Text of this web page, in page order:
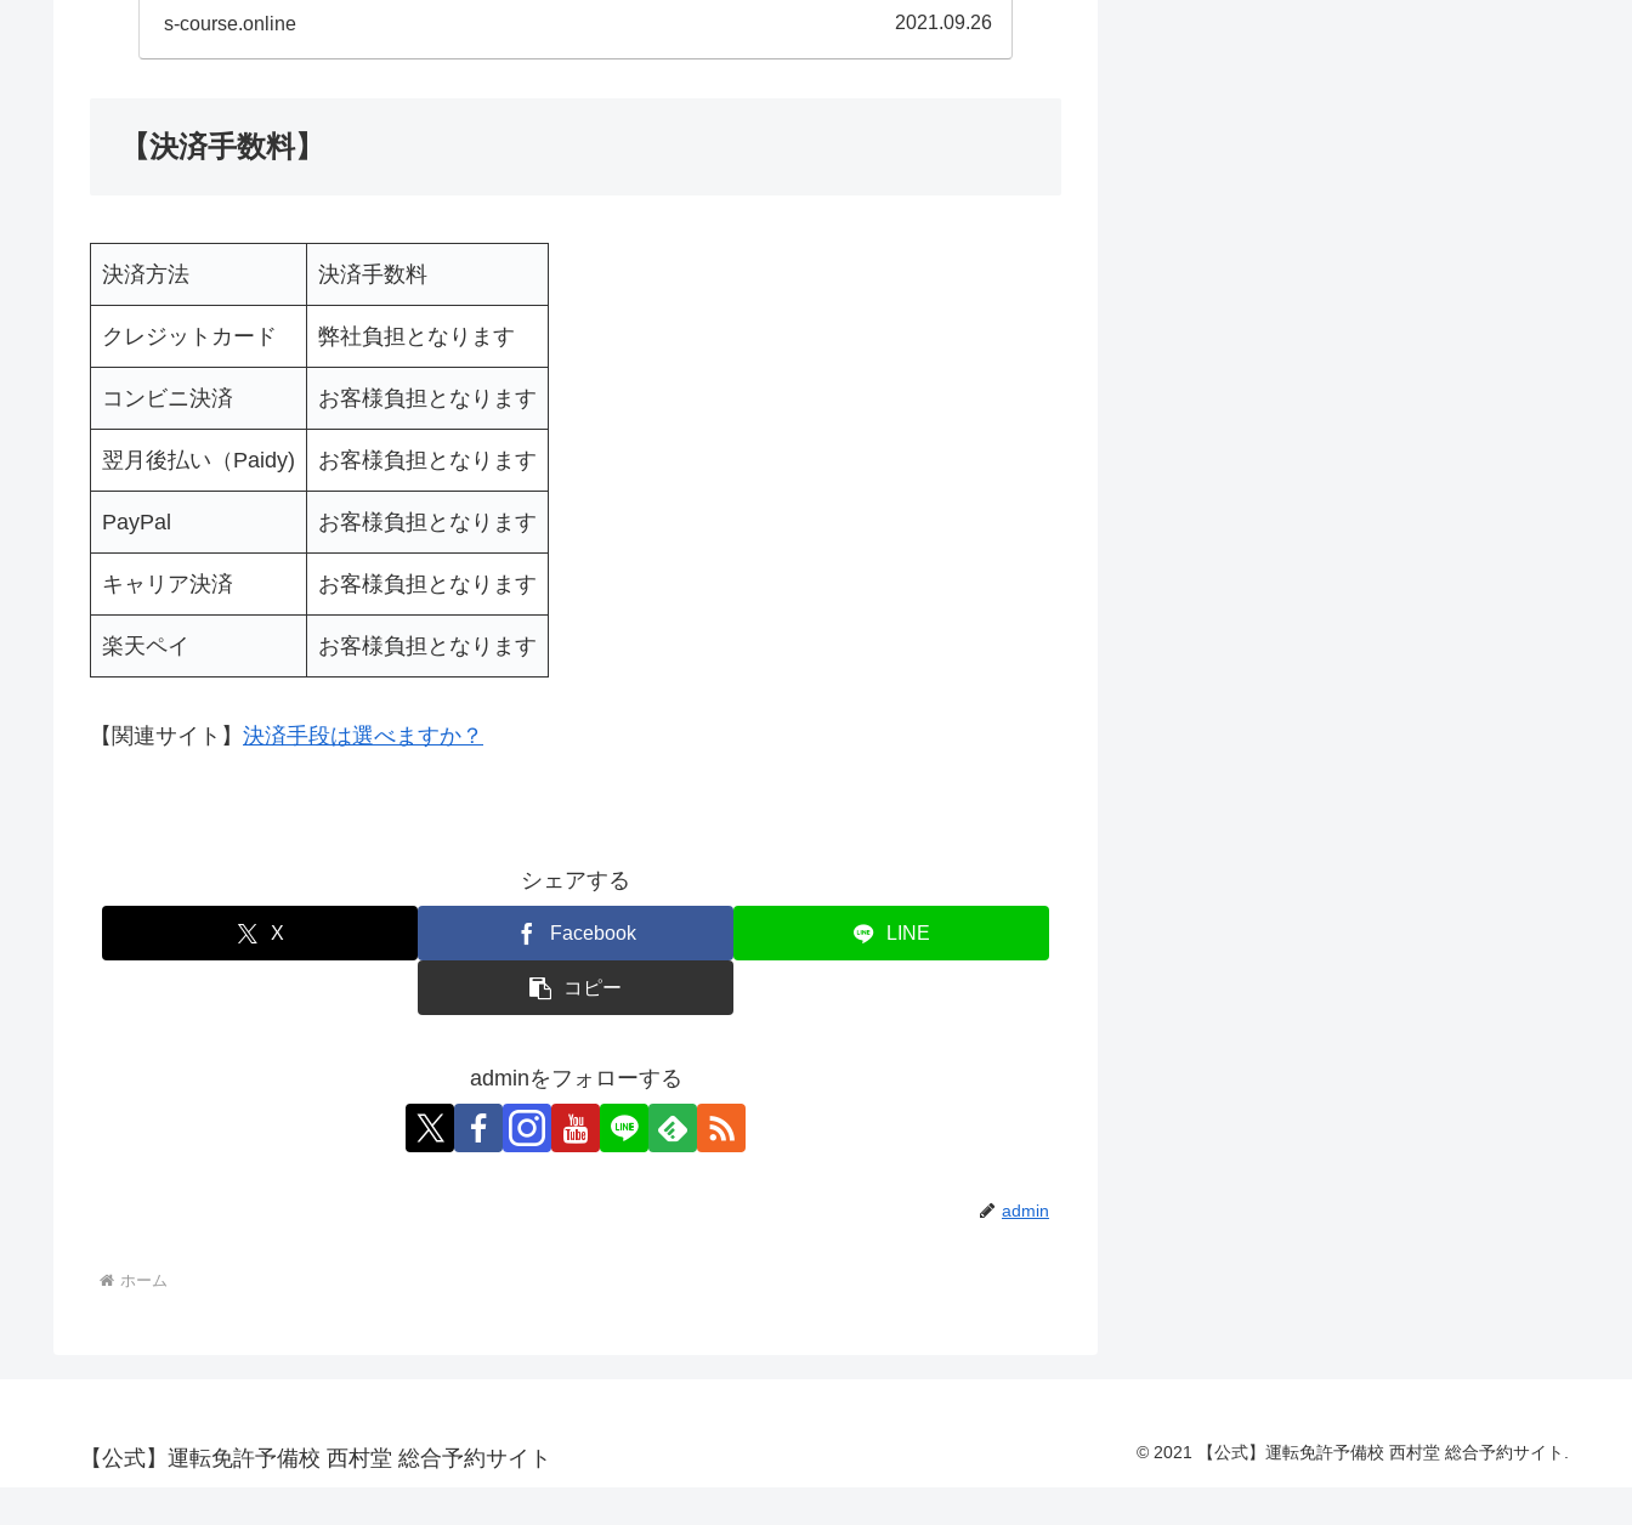
s-course.online 2021.09.26
【決済手数料】
決済方法 決済手数料
クレジットカード 弊社負担となります
コンビニ決済 お客様負担となります
翌月後払い（Paidy) お客様負担となります
PayPal お客様負担となります
キャリア決済 お客様負担となります
楽天ペイ お客様負担となります
【関連サイト】 決済手段は選べますか？
シェアする
X Facebook LINE
コピー
adminをフォローする
admin
ホーム
【公式】運転免許予備校 西村堂 総合予約サイト © 2021 【公式】運転免許予備校 西村堂 総合予約サイト.